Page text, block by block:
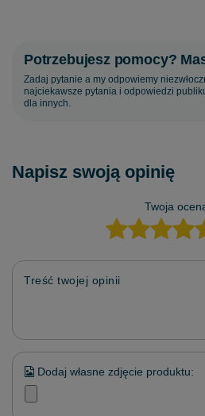
Potrzebujesz pomocy?
Zadaj pytanie a my odpowiemy
najciekawsze pytania i odpowiedzi
dla innych.
Napisz swoją opinię
Twoja
Treść twojej opinii
Dodaj własne zdjęcie produktu: